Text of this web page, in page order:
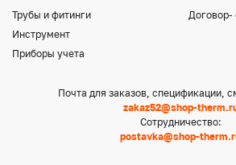
Трубы и фитинги
Инструмент
Приборы учета
Договор-
Почта для заказов, спецификации,
zakaz52@shop-
Сотрудничество:
postavka@shop-